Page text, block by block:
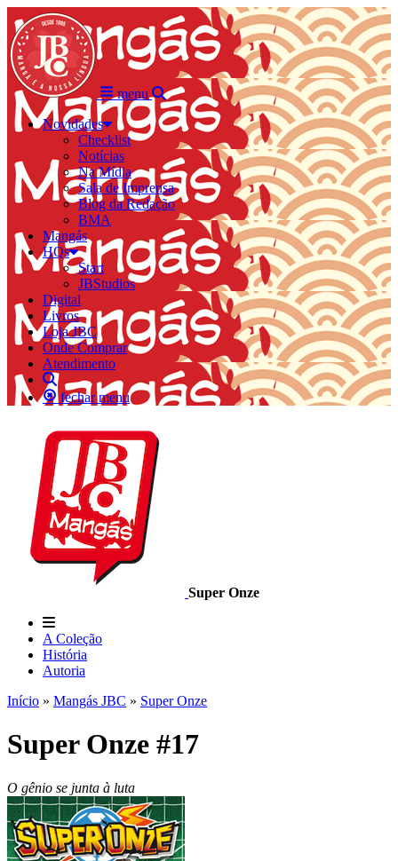
menu
Novidades
Checklist
Notícias
Na Mídia
Sala de Imprensa
Blog da Redação
BMA
Mangás
HQs
Start
JBStudios
Digital
Livros
Loja JBC
Onde Comprar
Atendimento
fechar menu
Super Onze
A Coleção
História
Autoria
Início » Mangás JBC » Super Onze
Super Onze #17
O gênio se junta à luta